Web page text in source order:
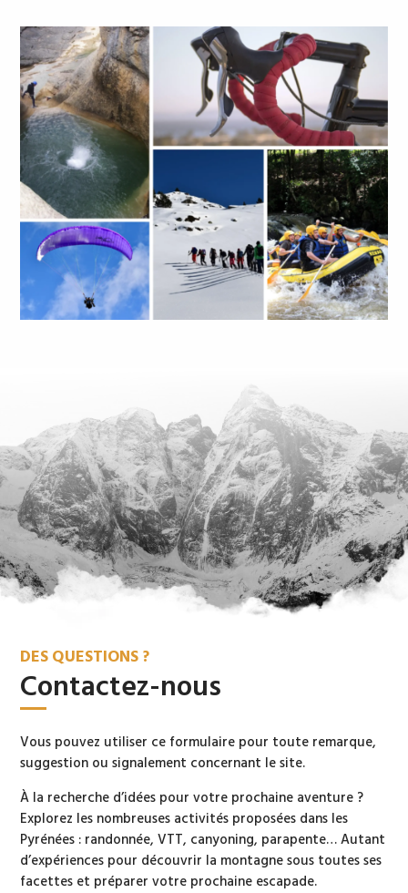
DES QUESTIONS ?
Contactez-nous
Vous pouvez utiliser ce formulaire pour toute remarque,
suggestion ou signalement concernant le site.
À la recherche d’idées pour votre prochaine aventure ?
Explorez les nombreuses activités proposées dans les
Pyrénées : randonnée, VTT, canyoning, parapente… Autant
d’expériences pour découvrir la montagne sous toutes ses
facettes et préparer votre prochaine escapade.